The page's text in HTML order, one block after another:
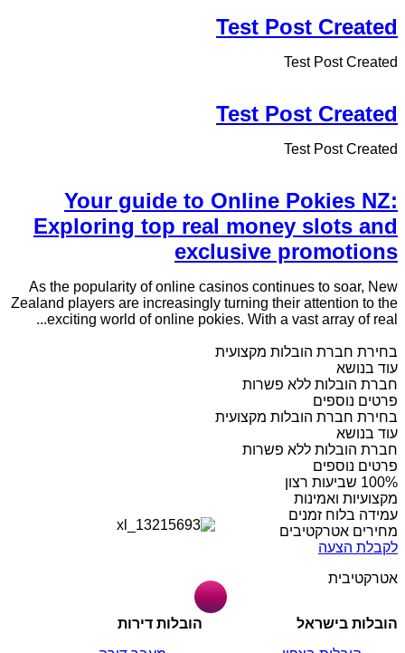
Test Post Created
Test Post Created
Test Post Created
Test Post Created
Your guide to Online Pokies NZ:
Exploring top real money slots and
exclusive promotions
As the popularity of online casinos continues to soar, New
Zealand players are increasingly turning their attention to the
exciting world of online pokies. With a vast array of real...
בחירת חברת הובלות מקצועית
עוד בנושא
חברת הובלות ללא פשרות
פרטים נוספים
בחירת חברת הובלות מקצועית
עוד בנושא
חברת הובלות ללא פשרות
פרטים נוספים
מקצועיות ואמינות
עמידה בלוח זמנים
מחירים אטרקטיבים
לקבלת הצעה
אטרקטיבית
הובלות בישראל
הובלות דירות